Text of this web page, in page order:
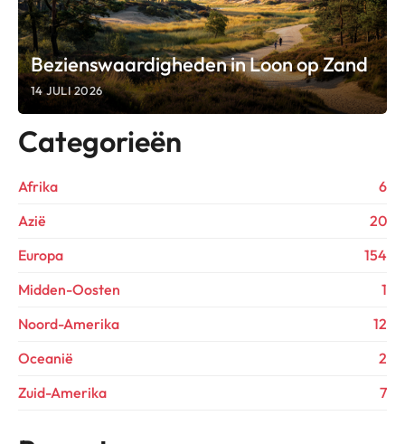
Bezienswaardigheden in Loon op Zand
14 JULI 2026
Categorieën
Afrika
6
Azië
20
Europa
154
Midden-Oosten
1
Noord-Amerika
12
Oceanië
2
Zuid-Amerika
7